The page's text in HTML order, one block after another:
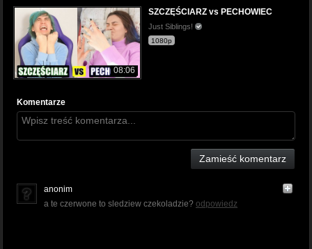
08:06
SZCZĘŚCIARZ vs PECHOWIEC
Just Siblings!
1080p
Komentarze
Zamieść komentarz
anonim
a te czerwone to sledziew czekoladzie? odpowiedz